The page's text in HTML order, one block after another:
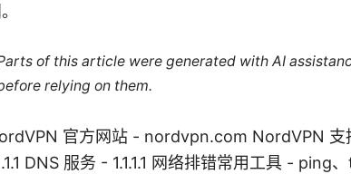
of this article were generated with AI
relying on them.
官方网站 - nordvpn.com NordVPN
DNS 服务 - 1.1.1.1 网络排错常用工具 -